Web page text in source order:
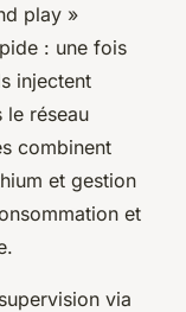
play »
: une fois
injectent
le réseau
combinent
et gestion
et
via